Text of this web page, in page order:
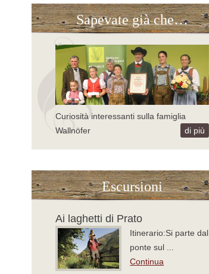
Sapevate già che…
Curiosità interessanti sulla famiglia
Wallnöfer
di più
Escursioni
Ai laghetti di Prato
Itinerario:Si parte dal
ponte sul ...
Continua